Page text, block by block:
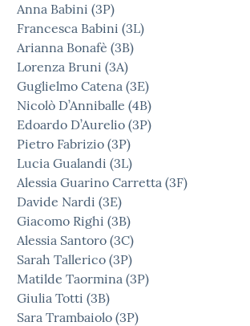
Anna Babini (3P)
Francesca Babini (3L)
Arianna Bonafè (3B)
Lorenza Bruni (3A)
Guglielmo Catena (3E)
Nicolò D’Anniballe (4B)
Edoardo D’Aurelio (3P)
Pietro Fabrizio (3P)
Lucia Gualandi (3L)
Alessia Guarino Carretta (3F)
Davide Nardi (3E)
Giacomo Righi (3B)
Alessia Santoro (3C)
Sarah Tallerico (3P)
Matilde Taormina (3P)
Giulia Totti (3B)
Sara Trambaiolo (3P)